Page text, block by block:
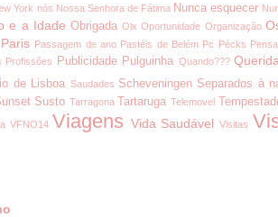
York nós Nossa Senhora de Fátima Nunca esquecer
e a Idade Obrigada Olx Oportunidade Organização
Paris Passagem de ano Pastéis de Belém Pc Pécks
Profissões Publicidade Pulguinha Quando???
de Lisboa Saudades Scheveningen Separados à
Susto Tarragona Tartaruga Telemovel
VFNO14 Viagens Vida Saudável Visitas